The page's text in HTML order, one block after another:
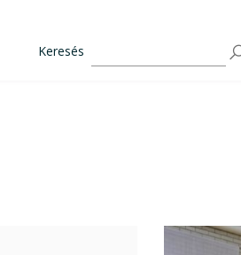
Keresés